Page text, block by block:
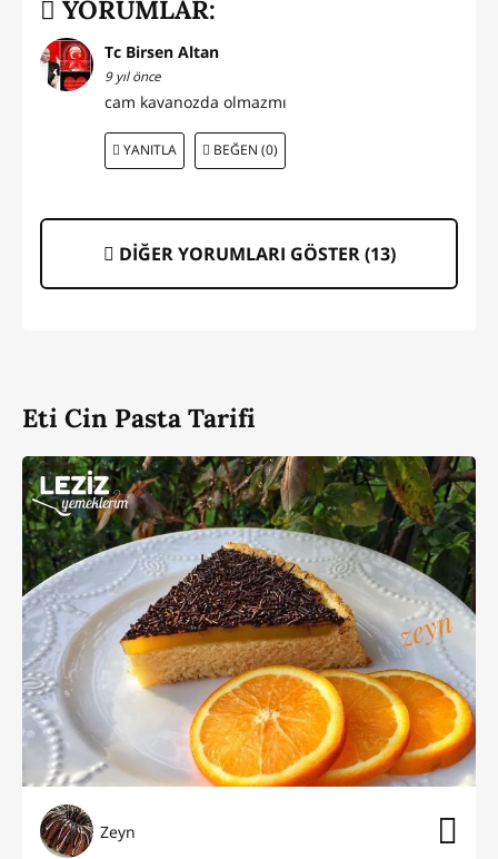
YORUMLAR:
Tc Birsen Altan
9 yıl önce
cam kavanozda olmazmı
YANITLA BEĞEN (0)
DİĞER YORUMLARI GÖSTER (13)
Eti Cin Pasta Tarifi
Zeyn